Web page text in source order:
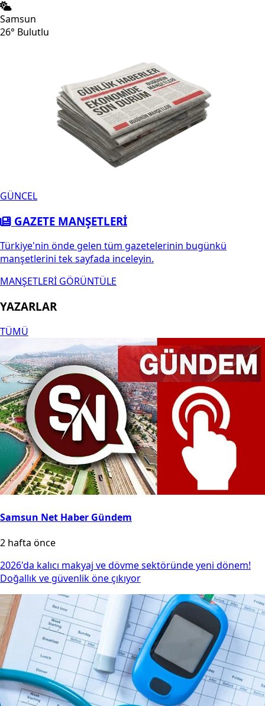
Samsun
26° Bulutlu
GÜNCEL
GAZETE MANŞETLERİ
Türkiye'nin önde gelen tüm gazetelerinin bugünkü
manşetlerini tek sayfada inceleyin.
MANŞETLERİ GÖRÜNTÜLE
YAZARLAR
TÜMÜ
Samsun Net Haber Gündem
2 hafta önce
2026'da kalıcı makyaj ve dövme sektöründe yeni dönem!
Doğallık ve güvenlik öne çıkıyor